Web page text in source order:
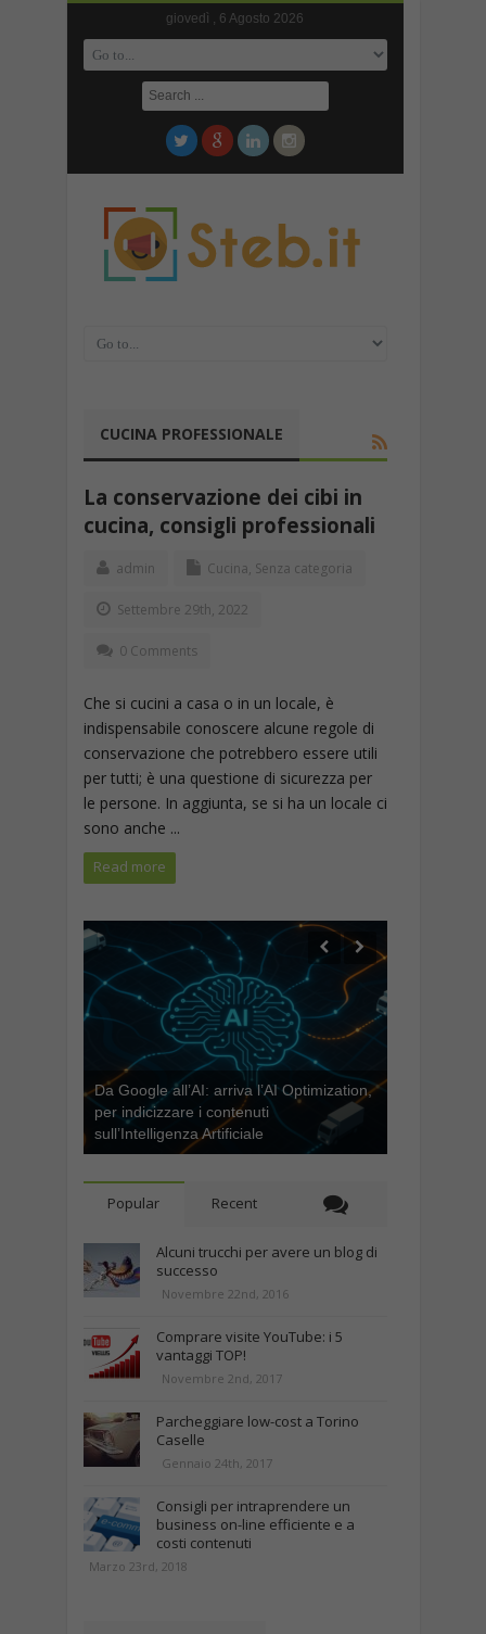
giovedì , 6 Agosto 2026
CUCINA PROFESSIONALE
La conservazione dei cibi in
cucina, consigli professionali
admin Cucina, Senza categoria
Settembre 29th, 2022
0 Comments
Che si cucini a casa o in un locale, è
indispensabile conoscere alcune regole di
conservazione che potrebbero essere utili
per tutti; è una questione di sicurezza per
le persone. In aggiunta, se si ha un locale ci
sono anche ...
Read more
Da Google all’AI: arriva l’AI Optimization,
per indicizzare i contenuti
sull’Intelligenza Artificiale
Popular Recent
Alcuni trucchi per avere un blog di
successo
Novembre 22nd, 2016
Comprare visite YouTube: i 5
vantaggi TOP!
Novembre 2nd, 2017
Parcheggiare low-cost a Torino
Caselle
Gennaio 24th, 2017
Consigli per intraprendere un
business on-line efficiente e a
costi contenuti
Marzo 23rd, 2018